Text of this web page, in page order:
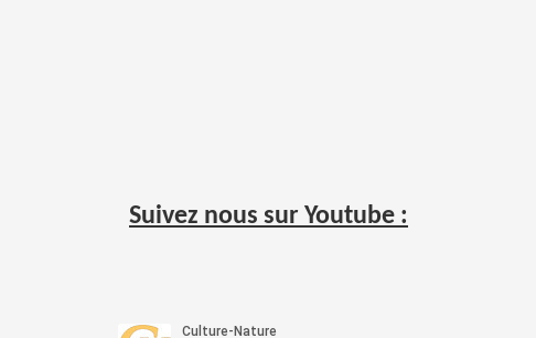
Suivez nous sur Youtube :